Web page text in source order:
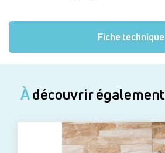
Fiche technique
Àdécouvrir également